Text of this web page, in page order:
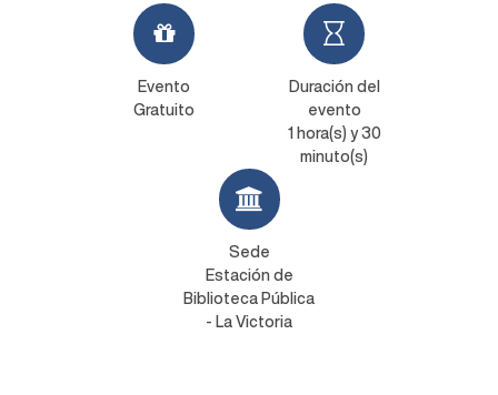
Evento
Gratuito
Duración del
evento
1 hora(s) y 30
minuto(s)
Sede
Estación de
Biblioteca Pública
- La Victoria